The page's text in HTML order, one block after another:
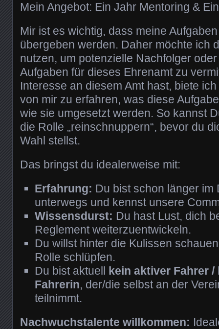
Mein Angebot: Ein Jahr Mentoring &
Mir ist es wichtig, dass meine
übergeben werden. Daher möchte ich
nutzen, um potenzielle Nachfolger
Aufgaben für dieses Ehrenamt zu
Interesse an diesem Amt hast, biete
von mir zu erfahren, was diese
wie sie umgesetzt werden. So kannst
die Rolle „reinschnuppern“, bevor du
Wahl stellst.
Das bringst du idealerweise mit:
Erfahrung: Du bist schon länger im
unterwegs und kennst unsere
Wissensdurst: Du hast Lust, dich
Reglement weiterzuentwickeln.
Du willst hinter die Kulissen
Rolle schlüpfen.
Du bist aktuell kein aktiver Fahrer /
Fahrerin, der/die selbst an der
teilnimmt.
Nachwuchstalente willkommen: